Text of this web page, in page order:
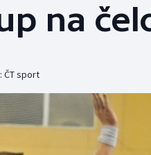
Basketbal
Boby a skeleton
Box
na
ČT sport